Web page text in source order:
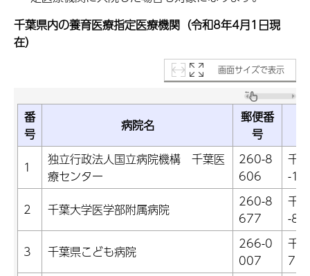
千葉県内の養育医療指定医療機関（令和8年4月1日現
在）
画面サイズで表示
番
号
病院名
郵便番
号
1
独立行政法人国立病院機構 千葉医
療センター
260-8
606
千
-1-2
2
千葉大学医学部附属病院
260-8
677
千
-8-1
3
千葉県こども病院
266-0
007
千
79-